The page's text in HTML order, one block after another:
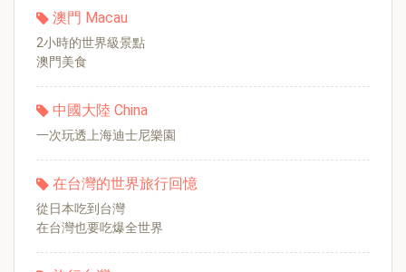
澳門 Macau
2小時的世界級景點
澳門美食
中國大陸 China
一次玩透上海迪士尼樂園
在台灣的世界旅行回憶
從日本吃到台灣
在台灣也要吃爆全世界